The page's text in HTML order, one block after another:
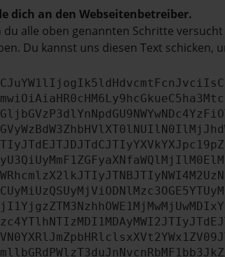
dich an den Webseitenbetreiber.
du alle oben genannten Schritte
Du kannst uns diesen Text schicken,